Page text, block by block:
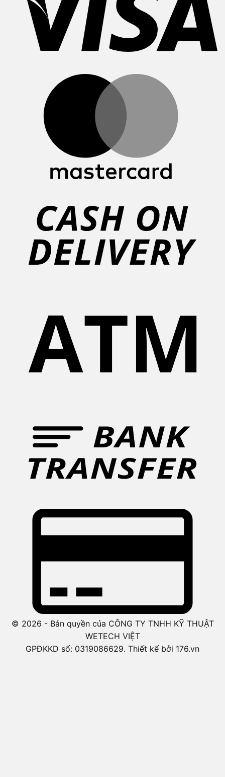
© 2026 - Bản quyền của CÔNG TY TNHH KỸ THUẬT
WETECH VIỆT
GPĐKKD số: 0319086629. Thiết kế bởi 176.vn